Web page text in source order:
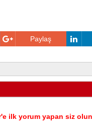
Paylaş
ilk yorum yapan siz